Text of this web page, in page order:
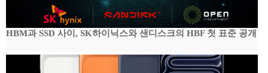
HBM과 SSD 사이, SK하이닉스와 샌디스크의 HBF 첫 표준 공개